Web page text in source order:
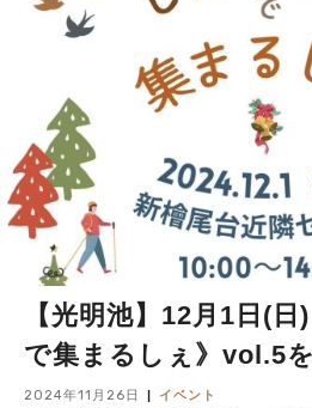
【光明池】12月1日(
で集まるしぇ》vol.5
2024年11月26日 イベント